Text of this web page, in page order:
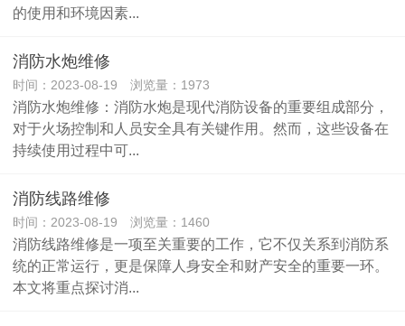
的使用和环境因素...
消防水炮维修
时间：2023-08-19 浏览量：1973
消防水炮维修：消防水炮是现代消防设备的重要组成部分，
对于火场控制和人员安全具有关键作用。然而，这些设备在
持续使用过程中可...
消防线路维修
时间：2023-08-19 浏览量：1460
消防线路维修是一项至关重要的工作，它不仅关系到消防系
统的正常运行，更是保障人身安全和财产安全的重要一环。
本文将重点探讨消...